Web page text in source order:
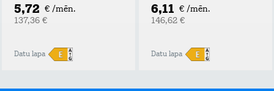
5,72 € /mēn.
137,36 €
Datu lapa
6,11 € /mēn.
146,62 €
Datu lapa